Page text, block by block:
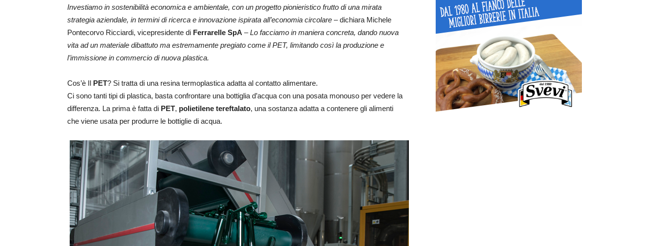
Investiamo in sostenibilità economica e ambientale, con un progetto pionieristico frutto di una mirata
strategia aziendale, in termini di ricerca e innovazione ispirata all’economia circolare – dichiara Michele
Pontecorvo Ricciardi, vicepresidente di Ferrarelle SpA –Lo facciamo in maniera concreta, dando nuova
vita ad un materiale dibattuto ma estremamente pregiato come il PET, limitando così la produzione e
l’immissione in commercio di nuova plastica.
Cos’è Il PET? Si tratta di una resina termoplastica adatta al contatto alimentare.
Ci sono tanti tipi di plastica, basta confrontare una bottiglia d’acqua con una posata monouso per vedere la
differenza. La prima è fatta di PET, polietilene tereftalato, una sostanza adatta a contenere gli alimenti
che viene usata per produrre le bottiglie di acqua.